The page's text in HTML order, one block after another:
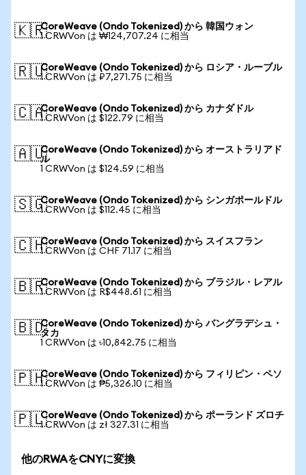
🇰🇷CoreWeave (Ondo Tokenized) から 韓国ウォン
1 CRWVon は ₩124,707.24 に相当
🇷🇺CoreWeave (Ondo Tokenized) から ロシア・ルーブル
1 CRWVon は ₽7,271.75 に相当
🇨🇦CoreWeave (Ondo Tokenized) から カナダドル
1 CRWVon は $122.79 に相当
🇦🇺CoreWeave (Ondo Tokenized) から オーストラリアド
ル
1 CRWVon は $124.59 に相当
🇸🇬CoreWeave (Ondo Tokenized) から シンガポールドル
1 CRWVon は $112.45 に相当
🇨🇭CoreWeave (Ondo Tokenized) から スイスフラン
1 CRWVon は CHF 71.17 に相当
🇧🇷CoreWeave (Ondo Tokenized) から ブラジル・レアル
1 CRWVon は R$448.61 に相当
🇧🇩CoreWeave (Ondo Tokenized) から バングラデシュ・
タカ
1 CRWVon は ৳10,842.75 に相当
🇵🇭CoreWeave (Ondo Tokenized) から フィリピン・ペソ
1 CRWVon は ₱5,326.10 に相当
🇵🇱CoreWeave (Ondo Tokenized) から ポーランド ズロチ
1 CRWVon は zł 327.31 に相当
他のRWAをCNYに変換